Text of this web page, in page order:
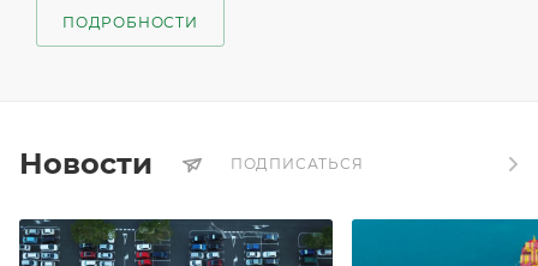
ПОДРОБНОСТИ
Новости ПОДПИСАТЬСЯ